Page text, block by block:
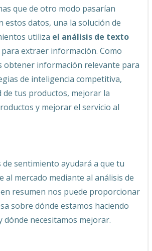
que de otro modo pasarían
estos datos, una la solución de
utiliza el análisis de texto
para extraer información. Como
obtener información relevante para
de inteligencia competitiva,
de tus productos, mejorar la
y mejorar el servicio al
de sentimiento ayudará a que tu
al mercado mediante al análisis de
resumen nos puede proporcionar
sobre dónde estamos haciendo
dónde necesitamos mejorar.